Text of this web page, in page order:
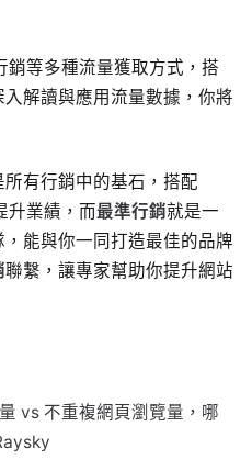
銷等多種流量獲取方式，搭
解讀與應用流量數據，你將
有行銷中的基石，搭配
升業績，而最準行銷就是一
能與你一同打造最佳的品牌
聯繫，讓專家幫助你提升網站
vs 不重複網頁瀏覽量，哪